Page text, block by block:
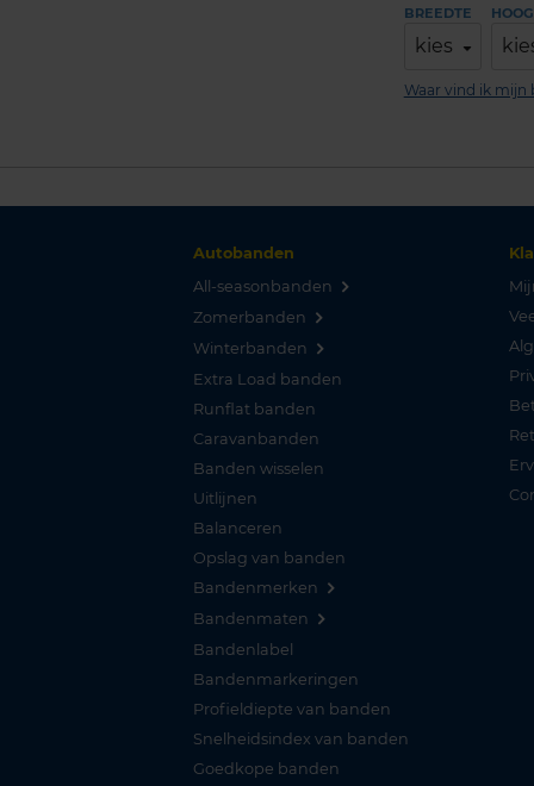
BREEDTE
kies
Waar vind ik mijn
Autobanden
All-seasonbanden
Zomerbanden
Winterbanden
Extra Load banden
Runflat banden
Caravanbanden
Banden wisselen
Uitlijnen
Balanceren
Opslag van banden
Bandenmerken
Bandenmaten
Bandenlabel
Bandenmarkeringen
Profieldiepte van banden
Snelheidsindex van banden
Goedkope banden